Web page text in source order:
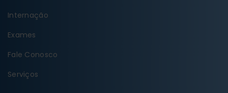
Internação
Exames
Fale Conosco
Serviços